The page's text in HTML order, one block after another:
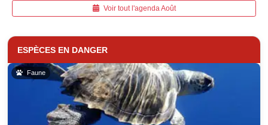
Voir tout l'agenda Août
ESPÈCES EN DANGER
Faune